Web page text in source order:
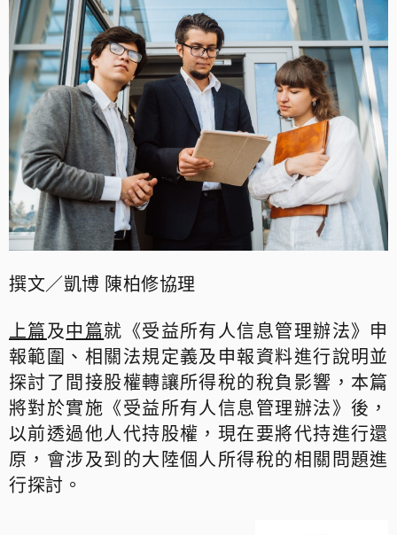
撰文／凱博 陳柏修協理
上篇及中篇就《受益所有人信息管理辦法》申
報範圍、相關法規定義及申報資料進行說明並
探討了間接股權轉讓所得稅的稅負影響，本篇
將對於實施《受益所有人信息管理辦法》後，
以前透過他人代持股權，現在要將代持進行還
原，會涉及到的大陸個人所得稅的相關問題進
行探討。